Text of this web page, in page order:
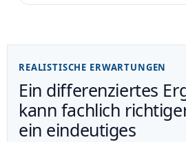
REALISTISCHE ERWARTUNGEN
Ein differenziertes
kann fachlich
ein eindeutiges